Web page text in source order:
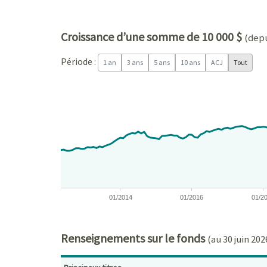
Croissance d’une somme de 10 000 $
Période : 1 an 3 ans 5 ans 10 ans ACJ Tout
The chart has 1 X axis displaying Time. Data
The chart has 1 Y axis displaying values. Data
01/2014 01/2016 01/
Renseignements sur le fonds(au 30 juin